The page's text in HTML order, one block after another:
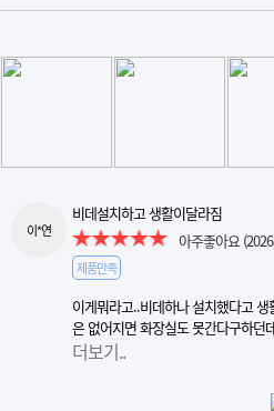
이*연
비데설치하고 생활이달라짐
아주좋아요
제품만족
이게뭐라고..비데하나 설치했다고
은 없어지면 화장실도 못간다구하던
더보기..